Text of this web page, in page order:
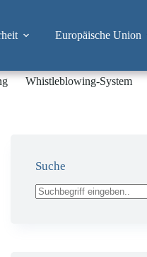
Europäische Union
Whistleblowing-System
Suche